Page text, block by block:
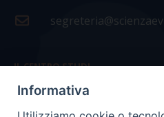
IL CENTRO STUDI
La nostra storia
Informativa